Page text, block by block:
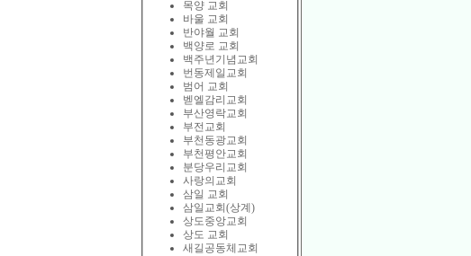
목양 교회
바울 교회
반야월 교회
백양로 교회
백주년기념교회
번동제일교회
범어 교회
벧엘감리교회
부산영락교회
부전교회
부천동광교회
부천평안교회
분당우리교회
사랑의교회
삼일 교회
삼일교회(상계)
상도중앙교회
상도 교회
새길공동체교회